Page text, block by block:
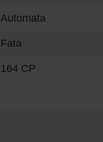
Automata
Fata
164 CP